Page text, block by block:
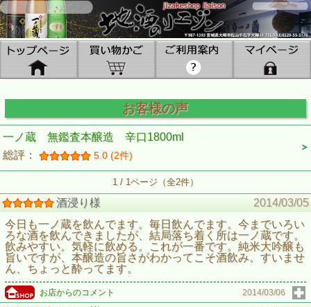
お客様の声
一ノ蔵 無鑑査本醸造 辛口1800ml
総評：
5.0 (2件)
1 / 1ページ（全2件）
酒浸り様
2014/03/05
今日も一ノ蔵を飲んでます。毎日飲んでます。今までいろい
ろな酒を飲んできましたが、結局落ち着く所は一ノ蔵です。
飲みやすい。気軽に飲める。これが一番です。純米大吟醸も
旨いですが、本醸造の旨さがわかってこそ酒飲み。すいませ
ん、ちょっと酔ってます。
お店からのコメント 2014/03/06